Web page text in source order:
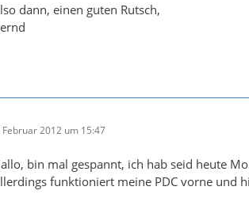
dann, einen guten Rutsch,
Februar 2012 um 15:47
bin mal gespannt, ich hab seid heute
funktioniert meine PDC vorne und